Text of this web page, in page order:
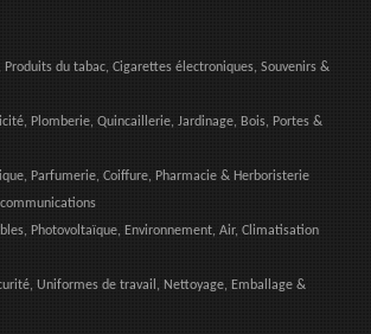
Produits du tabac, Cigarettes électroniques, Souvenirs &
Plomberie, Quincaillerie, Jardinage, Bois, Portes &
Parfumerie, Coiffure, Pharmacie & Herboristerie
Photovoltaïque, Environnement, Air, Climatisation
Uniformes de travail, Nettoyage, Emballage &